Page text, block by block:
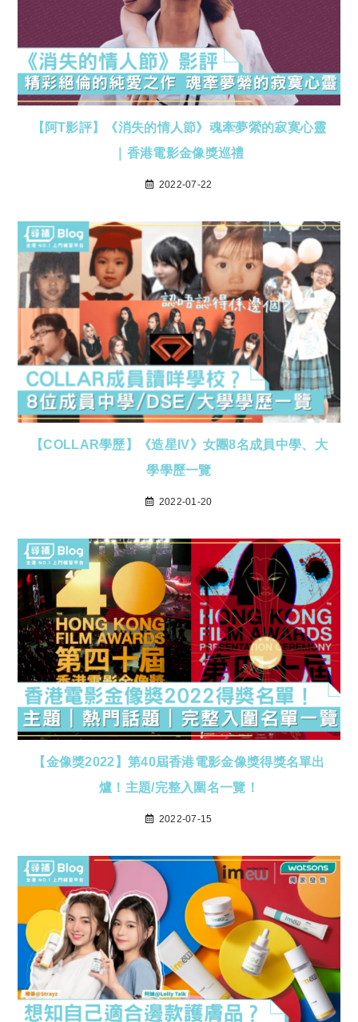
【阿T影評】《消失的情人節》魂牽夢縈的寂寞心靈
｜香港電影金像獎巡禮
2022-07-22
【COLLAR學歷】《造星IV》女團8名成員中學、大
學學歷一覽
2022-01-20
【金像獎2022】第40屆香港電影金像獎得獎名單出
爐！主題/完整入圍名一覽！
2022-07-15